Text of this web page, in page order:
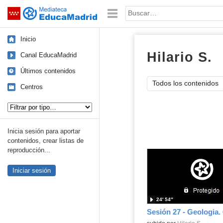
Saltar navegación Palabra o frase:
Inicio
Canal EducaMadrid
Últimos contenidos
Centros
Inicia sesión para aportar
contenidos, crear listas de
reproducción...
Iniciar sesión
Hilario S.
Todos los contenidos
24′ 54″